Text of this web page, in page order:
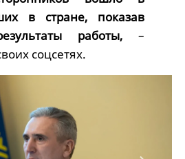
в стране, показав
работы, –
соцсетях.